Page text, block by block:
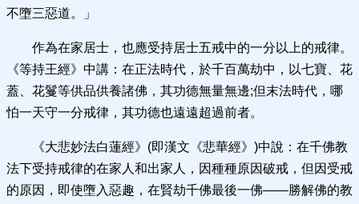
不墮三惡道。」
作為在家居士，也應受持居士五戒中的一分以上的戒律。
《等持王經》中講：在正法時代，於千百萬劫中，以七寶、花
蓋、花鬘等供品供養諸佛，其功德無量無邊;但末法時代，哪
怕一天守一分戒律，其功德也遠遠超過前者。
《大悲妙法白蓮經》(即漢文《悲華經》)中說：在千佛教
法下受持戒律的在家人和出家人，因種種原因破戒，但因受戒
的原因，即使墮入惡趣，在賢劫千佛最後一佛——勝解佛的教